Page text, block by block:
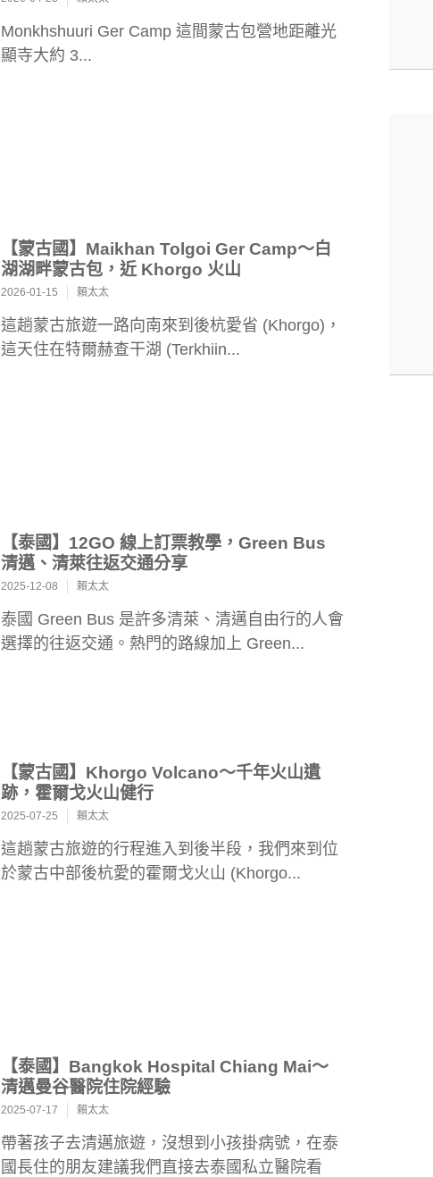
Monkhshuuri Ger Camp 這間蒙古包營地距離光
顯寺大約 3...
【蒙古國】Maikhan Tolgoi Ger Camp～白
湖湖畔蒙古包，近 Khorgo 火山
2026-01-15 賴太太
這趟蒙古旅遊一路向南來到後杭愛省 (Khorgo)，
這天住在特爾赫查干湖 (Terkhiin...
【泰國】12GO 線上訂票教學，Green Bus
清邁、清萊往返交通分享
2025-12-08 賴太太
泰國 Green Bus 是許多清萊、清邁自由行的人會
選擇的往返交通。熱門的路線加上 Green...
【蒙古國】Khorgo Volcano～千年火山遺
跡，霍爾戈火山健行
2025-07-25 賴太太
這趟蒙古旅遊的行程進入到後半段，我們來到位
於蒙古中部後杭愛的霍爾戈火山 (Khorgo...
【泰國】Bangkok Hospital Chiang Mai～
清邁曼谷醫院住院經驗
2025-07-17 賴太太
帶著孩子去清邁旅遊，沒想到小孩掛病號，在泰
國長住的朋友建議我們直接去泰國私立醫院看